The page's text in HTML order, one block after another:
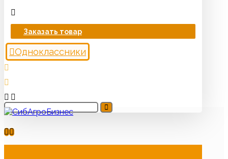
Заказать товар
Одноклассники